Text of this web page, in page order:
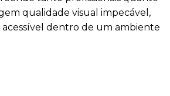
qualidade visual impecável,
dentro de um ambiente